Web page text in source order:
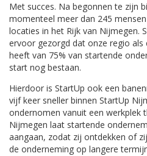
Met succes. Na begonnen te zijn
momenteel meer dan 245
locaties in het Rijk van Nijmegen.
ervoor gezorgd dat onze regio als
heeft van 75% van startende
start nog bestaan.
Hierdoor is StartUp ook een
vijf keer sneller binnen StartUp
ondernomen vanuit een werkplek
Nijmegen laat startende
aangaan, zodat zij ontdekken of
de onderneming op langere